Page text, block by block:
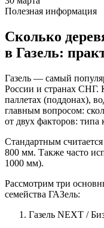
Полезная информация
Сколько
в Газель:
Газель — самый
России и странах СНГ.
паллетах (поддонах),
главным вопросом:
от двух факторов: типа
Стандартным
800 мм. Также часто
1000 мм).
Рассмотрим три
семейства ГАЗель:
Газель NEXT /